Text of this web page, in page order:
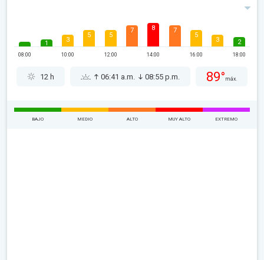
08:00
1 3
10:00
5 5
12:00
7 8
14:00
7
5
16:00
3 2
18:00
12 h 06:41 a.m. 08:55 p.m. 89° máx.
BAJO MEDIO ALTO MUY ALTO EXTREMO